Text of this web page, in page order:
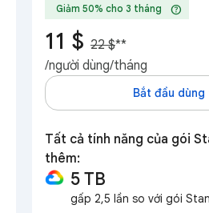
Giảm 50% cho 3 tháng help
11 $ 22 $**
/người dùng/tháng
Bắt đầu dùng
Tất cả tính năng của gói
thêm:
5 TB
gấp 2,5 lần so với gói